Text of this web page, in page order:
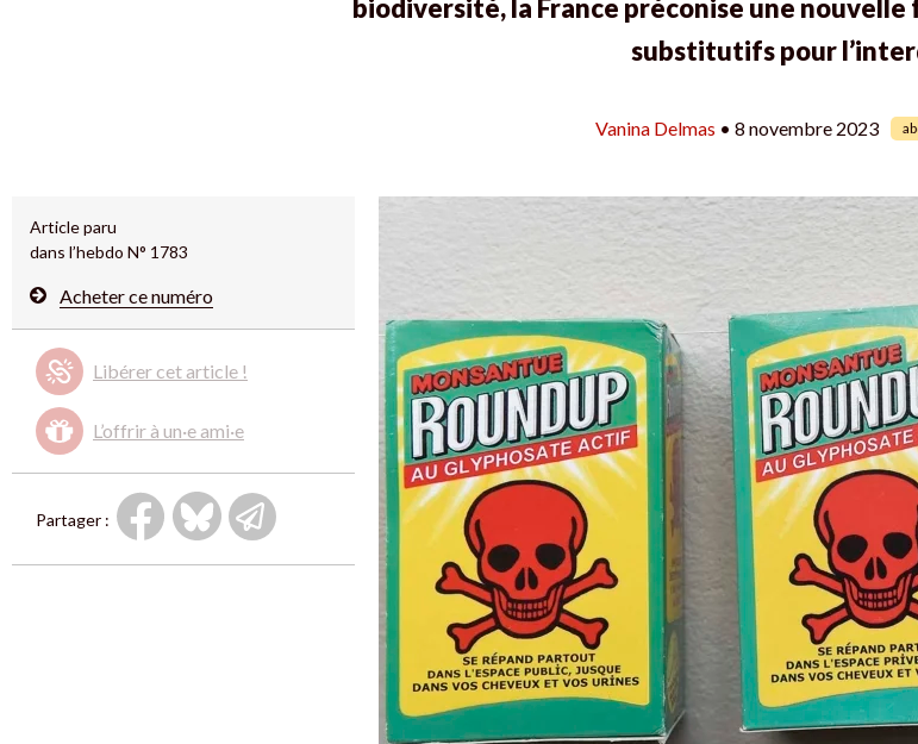
biodiversité, la France préconise une
substitutifs pour
Vanina Delmas • 8 novembre 2023
Article paru
dans l’hebdo N° 1783
Acheter ce numéro
Libérer cet article !
L’offrir à un·e ami·e
Partager :